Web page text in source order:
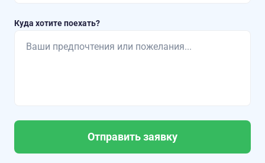
Куда хотите поехать?
Отправить заявку